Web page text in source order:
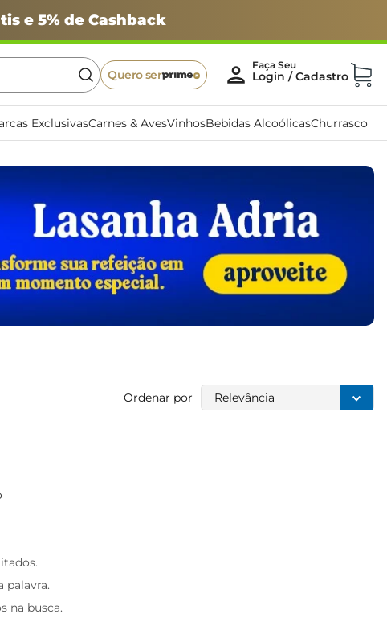
e 5% de Cashback
Quero ser
ExclusivasCarnes & AvesVinhosBebidas AlcoólicasChurrasco
Ordenar por Relevância
palavra.
na busca.